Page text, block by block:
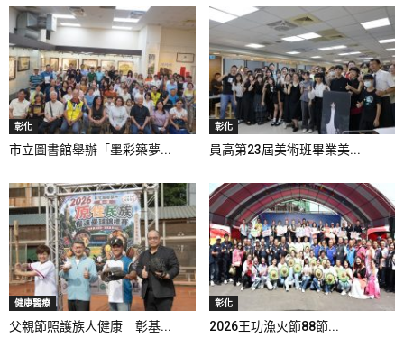
彰化
市立圖書館舉辦「墨彩築夢...
彰化
員高第23屆美術班畢業美...
健康醫療
父親節照護族人健康 彰基...
彰化
2026王功漁火節88節...